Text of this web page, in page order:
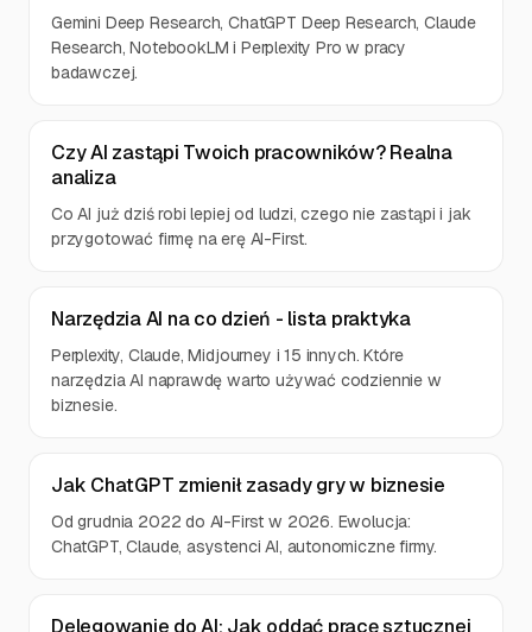
Gemini Deep Research, ChatGPT Deep Research, Claude
Research, NotebookLM i Perplexity Pro w pracy
badawczej.
Czy AI zastąpi Twoich pracowników? Realna
analiza
Co AI już dziś robi lepiej od ludzi, czego nie zastąpi i jak
przygotować firmę na erę AI-First.
Narzędzia AI na co dzień - lista praktyka
Perplexity, Claude, Midjourney i 15 innych. Które
narzędzia AI naprawdę warto używać codziennie w
biznesie.
Jak ChatGPT zmienił zasady gry w biznesie
Od grudnia 2022 do AI-First w 2026. Ewolucja:
ChatGPT, Claude, asystenci AI, autonomiczne firmy.
Delegowanie do AI: Jak oddać pracę sztucznej